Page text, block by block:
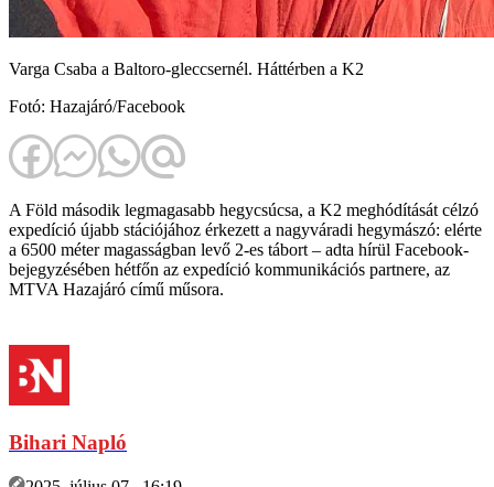
Varga Csaba a Baltoro-gleccsernél. Háttérben a K2
Fotó: Hazajáró/Facebook
A Föld második legmagasabb hegycsúcsa, a K2 meghódítását célzó
expedíció újabb stációjához érkezett a nagyváradi hegymászó: elérte
a 6500 méter magasságban levő 2-es tábort – adta hírül Facebook-
bejegyzésében hétfőn az expedíció kommunikációs partnere, az
MTVA Hazajáró című műsora.
Bihari Napló